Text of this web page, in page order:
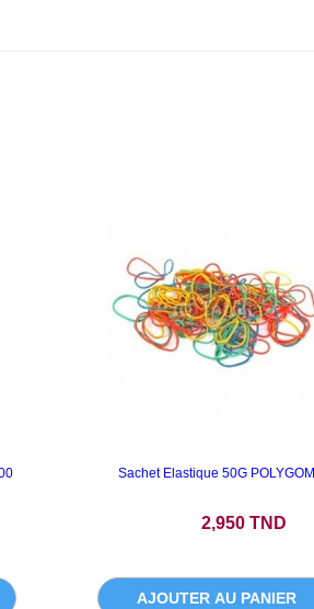
Sachet Elastique 50G POLYGOM
2,950 TND
AJOUTER AU PANIER